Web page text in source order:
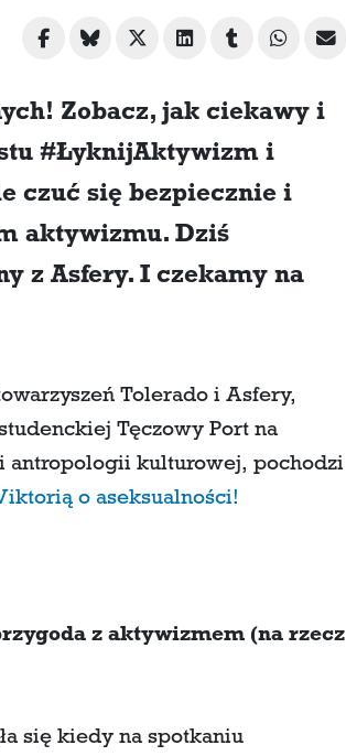
Zobacz, jak ciekawy i
#ŁyknijAktywizm i
czuć się bezpiecznie i
aktywizmu. Dziś
z Asfery. I czekamy na
Tolerado i Asfery,
Tęczowy Port na
antropologii kulturowej, pochodzi
o aseksualności!
z aktywizmem (na rzecz
się kiedy na spotkaniu